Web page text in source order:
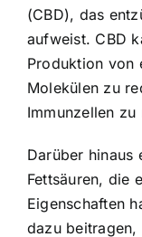
(CBD), das
aufweist. CBD
Produktion von
Molekülen zu
Immunzellen zu
Darüber hinaus
Fettsäuren, die
Eigenschaften
dazu